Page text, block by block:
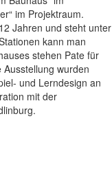
im Projektraum.
Jahren und steht unter
kann man
stehen Pate für
wurden
und Lerndesign an
mit der